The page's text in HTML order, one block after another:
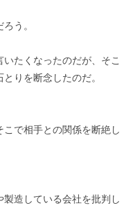
う。
たくなったのだが、そこ
りを断念したのだ。
で相手との関係を断絶し
造している会社を批判し